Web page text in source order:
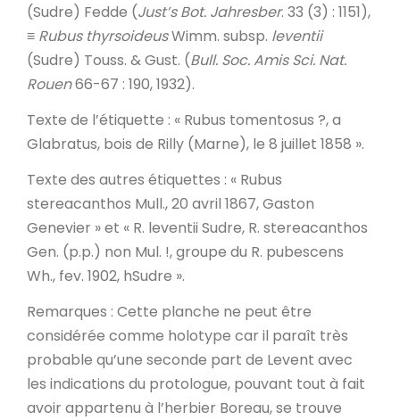
(Sudre) Fedde (Just’s Bot. Jahresber. 33 (3) : 1151),
≡ Rubus thyrsoideusWimm. subsp. leventii
(Sudre) Touss. & Gust. (Bull. Soc. Amis Sci. Nat.
Rouen66-67 : 190, 1932).
Texte de l’étiquette : « Rubus tomentosus ?, a
Glabratus, bois de Rilly (Marne), le 8 juillet 1858 ».
Texte des autres étiquettes : « Rubus
stereacanthos Mull., 20 avril 1867, Gaston
Genevier » et « R. leventii Sudre, R. stereacanthos
Gen. (p.p.) non Mul. !, groupe du R. pubescens
Wh., fev. 1902, hSudre ».
Remarques : Cette planche ne peut être
considérée comme holotype car il paraît très
probable qu’une seconde part de Levent avec
les indications du protologue, pouvant tout à fait
avoir appartenu à l’herbier Boreau, se trouve